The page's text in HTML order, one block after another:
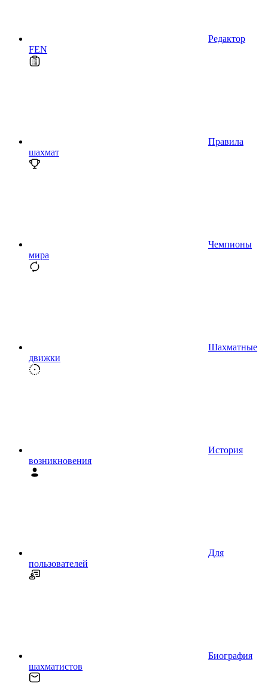
Редактор
FEN
Правила
шахмат
Чемпионы
мира
Шахматные
движки
История
возникновения
Для
пользователей
Биография
шахматистов